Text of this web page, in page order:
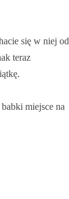
się w niej od
teraz
miejsce na